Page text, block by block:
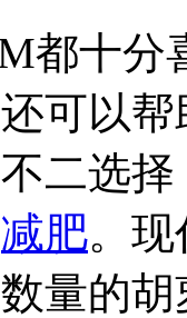
十分
可以
二选
减肥。
量的